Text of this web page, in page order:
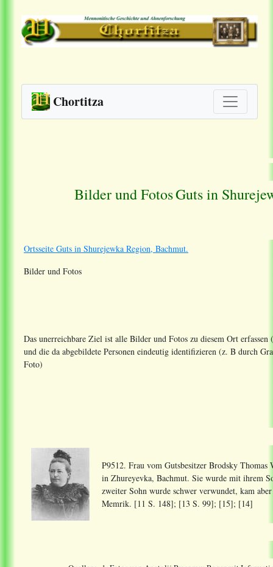
Chortitza
Bilder und FotosGuts in
Ortsseite Guts in Shurejewka Region, Bachmut.
Bilder und Fotos
Das unerreichbare Ziel ist alle Bilder und Fotos zu diesem Ort
und die da abgebildete Personen eindeutig identifizieren (z. B durch
Foto)
P9512. Frau vom Gutsbesitzer Brodsky
in Zhureyevka, Bachmut. Sie wurde mit ihrem
zweiter Sohn wurde schwer verwundet, kam
Memrik. [11 S. 148]; [13 S. 99]; [15]; [14]